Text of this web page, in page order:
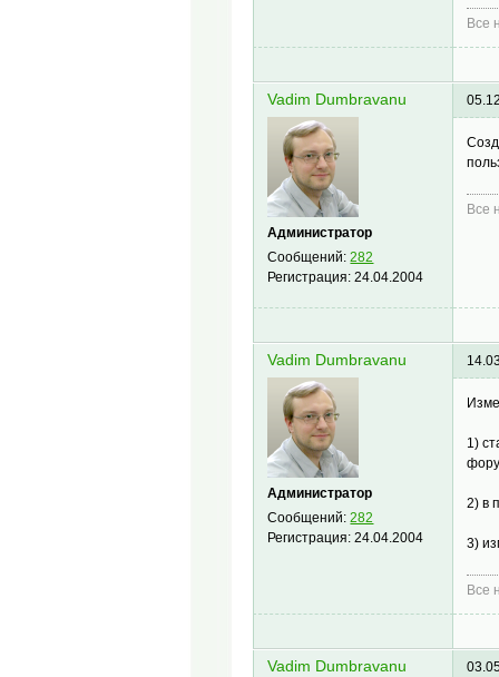
Все
Vadim Dumbravanu
Администратор
Сообщений:282
Регистрация:24.04.2004
Все
Vadim Dumbravanu
Администратор
Сообщений:282
Регистрация:24.04.2004
1)
2) в
3)
Все
Vadim Dumbravanu